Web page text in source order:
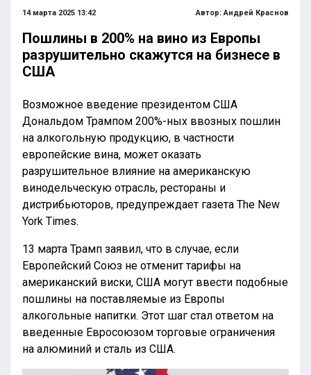
14 марта 2025 13:42 Автор:Андрей Краснов
Пошлины в 200% на вино из Европы
разрушительно скажутся на бизнесе в
США
Возможное введение президентом США
Дональдом Трампом 200%-ных ввозных пошлин
на алкогольную продукцию, в частности
европейские вина, может оказать
разрушительное влияние на американскую
винодельческую отрасль, рестораны и
дистрибьюторов, предупреждает газета The New
York Times.
13 марта Трамп заявил, что в случае, если
Европейский Союз не отменит тарифы на
американский виски, США могут ввести подобные
пошлины на поставляемые из Европы
алкогольные напитки. Этот шаг стал ответом на
введенные Евросоюзом торговые ограничения
на алюминий и сталь из США.